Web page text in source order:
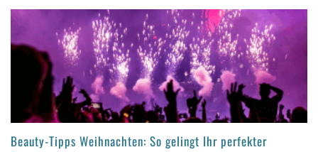
Beauty-Tipps Weihnachten: So gelingt Ihr perfekter